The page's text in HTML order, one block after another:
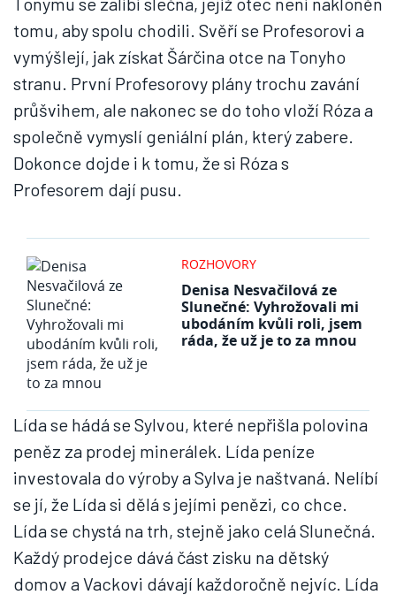
tomu, aby spolu chodili. Svěří se Profesorovi a
vymýšlejí, jak získat Šárčina otce na Tonyho
stranu. První Profesorovy plány trochu zavání
průšvihem, ale nakonec se do toho vloží Róza a
společně vymyslí geniální plán, který zabere.
Dokonce dojde i k tomu, že si Róza s
Profesorem dají pusu.
ROZHOVORY
Denisa Nesvačilová ze
Slunečné: Vyhrožovali mi
ubodáním kvůli roli, jsem
ráda, že už je to za mnou
Lída se hádá se Sylvou, které nepřišla polovina
peněz za prodej minerálek. Lída peníze
investovala do výroby a Sylva je naštvaná. Nelíbí
se jí, že Lída si dělá s jejími penězi, co chce.
Lída se chystá na trh, stejně jako celá Slunečná.
Každý prodejce dává část zisku na dětský
domov a Vackovi dávají každoročně nejvíc. Lída